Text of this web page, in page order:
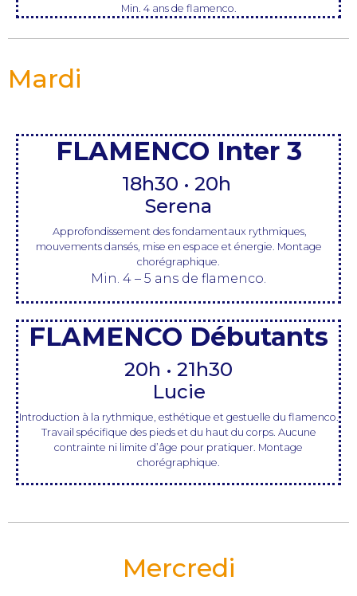
Min. 4 ans de flamenco.
Mardi
FLAMENCO Inter 3
18h30 • 20h
Serena
Approfondissement des fondamentaux rythmiques,
mouvements dansés, mise en espace et énergie. Montage
chorégraphique.
Min. 4 – 5 ans de flamenco.
FLAMENCO Débutants
20h • 21h30
Lucie
Introduction à la rythmique, esthétique et gestuelle du flamenco.
Travail spécifique des pieds et du haut du corps. Aucune
contrainte ni limite d’âge pour pratiquer. Montage
chorégraphique.
Mercredi